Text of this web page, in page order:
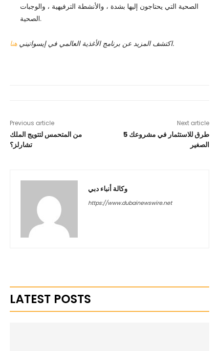
الصحية التي يحتاجون إليها بشدة ، والأنشطة الترفيهية ، والوجبات
الصحية.
اكتشف المزيد عن برنامج الأغذية العالمي في إيسواتيني هنا .
Previous article
من المتحمس لتتويج الملك
تشارلز؟
Next article
5 طرق للاستثمار في مشروعك
الصغير
وكالة أنباء دبي
https://www.dubainewswire.net
LATEST POSTS